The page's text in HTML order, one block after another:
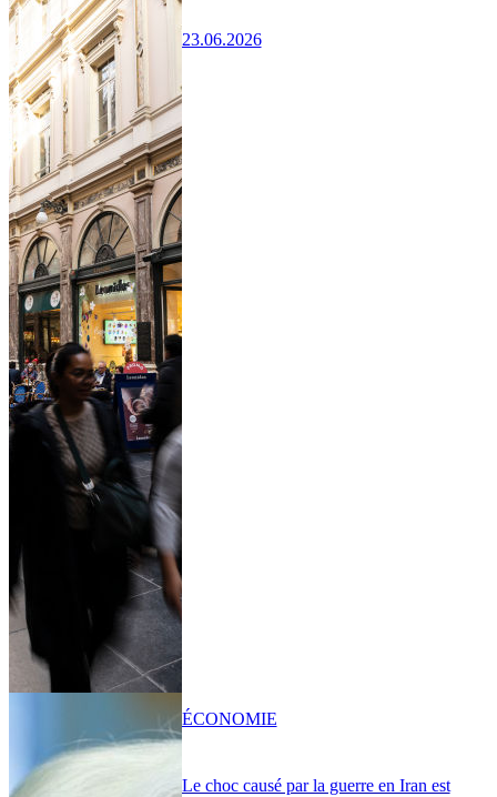
23.06.2026
Le choc causé par la guerre en Iran est
ÉCONOMIE